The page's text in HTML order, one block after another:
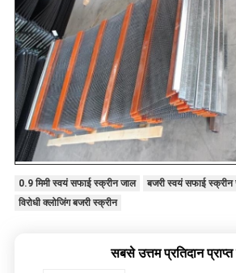
0.9 मिमी स्वयं सफाई स्क्रीन जाल
बजरी स्वयं सफाई स्क्रीन
विरोधी क्लोजिंग बजरी स्क्रीन
सबसे उत्तम प्रतिदान